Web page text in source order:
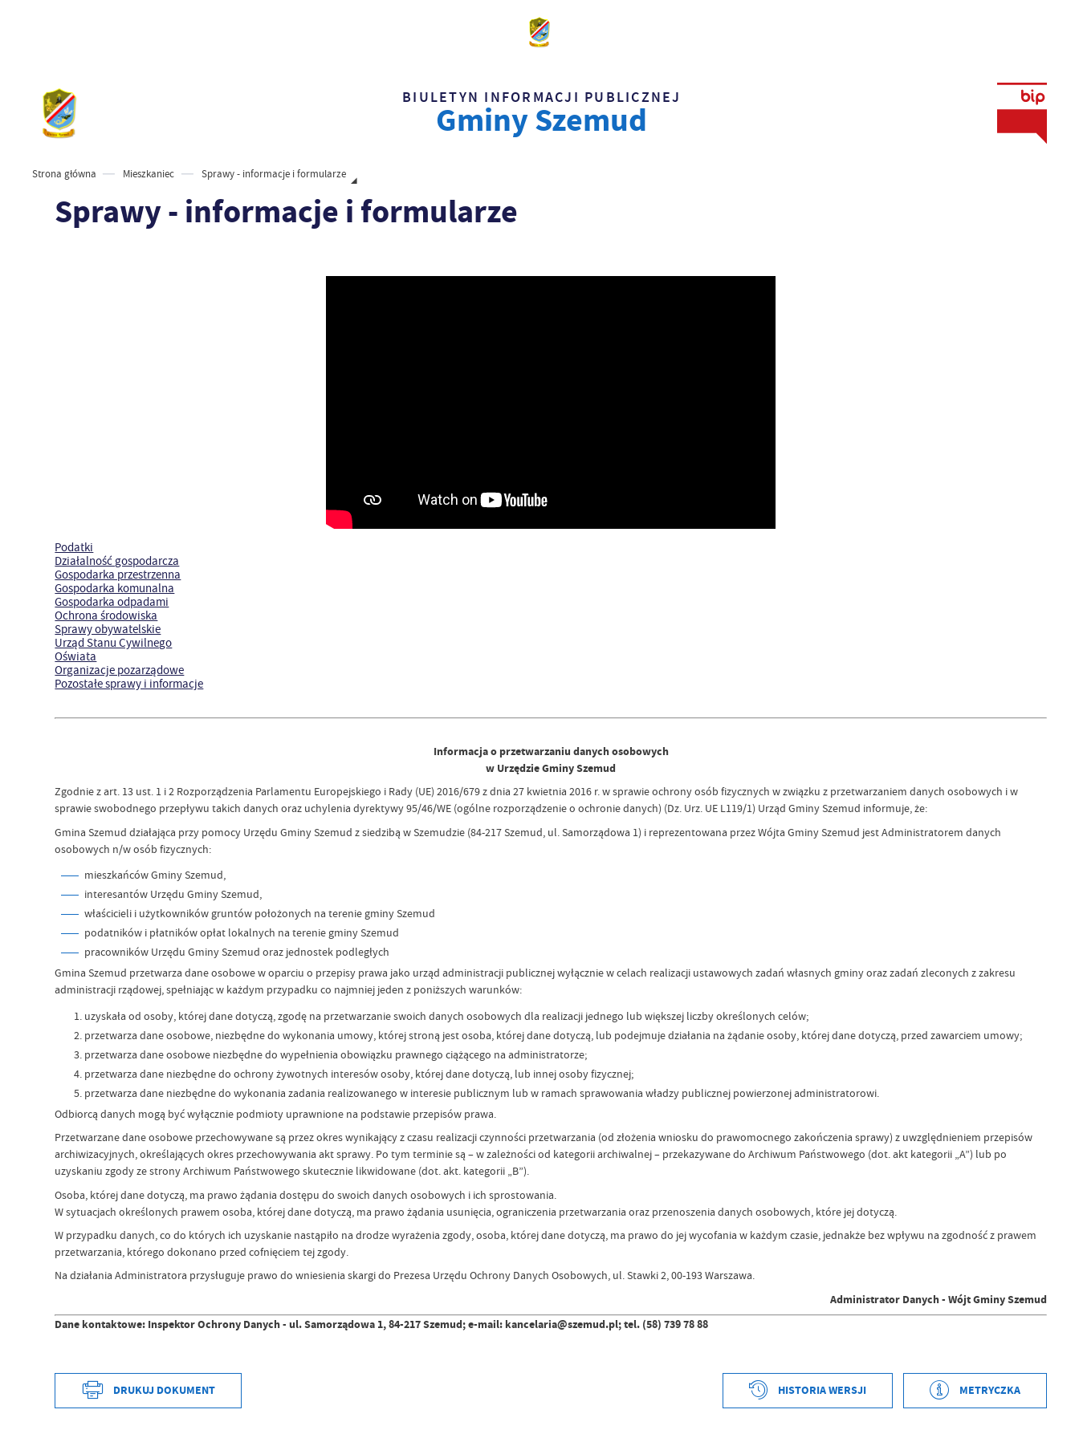
BIULETYN INFORMACJI PUBLICZNEJ
Gminy Szemud
Strona główna Mieszkaniec Sprawy - informacje i formularze
Sprawy - informacje i formularze
Podatki
Działalność gospodarcza
Gospodarka przestrzenna
Gospodarka komunalna
Gospodarka odpadami
Ochrona środowiska
Sprawy obywatelskie
Urząd Stanu Cywilnego
Oświata
Organizacje pozarządowe
Pozostałe sprawy i informacje
Informacja o przetwarzaniu danych osobowych
w Urzędzie Gminy Szemud
Zgodnie z art. 13 ust. 1 i 2 Rozporządzenia Parlamentu Europejskiego i Rady (UE) 2016/679 z dnia 27 kwietnia 2016 r. w sprawie ochrony osób fizycznych w związku z przetwarzaniem danych osobowych i w
sprawie swobodnego przepływu takich danych oraz uchylenia dyrektywy 95/46/WE (ogólne rozporządzenie o ochronie danych) (Dz. Urz. UE L119/1) Urząd Gminy Szemud informuje, że:
Gmina Szemud działająca przy pomocy Urzędu Gminy Szemud z siedzibą w Szemudzie (84-217 Szemud, ul. Samorządowa 1) i reprezentowana przez Wójta Gminy Szemud jest Administratorem danych
osobowych n/w osób fizycznych:
mieszkańców Gminy Szemud,
interesantów Urzędu Gminy Szemud,
właścicieli i użytkowników gruntów położonych na terenie gminy Szemud
podatników i płatników opłat lokalnych na terenie gminy Szemud
pracowników Urzędu Gminy Szemud oraz jednostek podległych
Gmina Szemud przetwarza dane osobowe w oparciu o przepisy prawa jako urząd administracji publicznej wyłącznie w celach realizacji ustawowych zadań własnych gminy oraz zadań zleconych z zakresu
administracji rządowej, spełniając w każdym przypadku co najmniej jeden z poniższych warunków:
uzyskała od osoby, której dane dotyczą, zgodę na przetwarzanie swoich danych osobowych dla realizacji jednego lub większej liczby określonych celów;
przetwarza dane osobowe, niezbędne do wykonania umowy, której stroną jest osoba, której dane dotyczą, lub podejmuje działania na żądanie osoby, której dane dotyczą, przed zawarciem umowy;
przetwarza dane osobowe niezbędne do wypełnienia obowiązku prawnego ciążącego na administratorze;
przetwarza dane niezbędne do ochrony żywotnych interesów osoby, której dane dotyczą, lub innej osoby fizycznej;
przetwarza dane niezbędne do wykonania zadania realizowanego w interesie publicznym lub w ramach sprawowania władzy publicznej powierzonej administratorowi.
Odbiorcą danych mogą być wyłącznie podmioty uprawnione na podstawie przepisów prawa.
Przetwarzane dane osobowe przechowywane są przez okres wynikający z czasu realizacji czynności przetwarzania (od złożenia wniosku do prawomocnego zakończenia sprawy) z uwzględnieniem przepisów
archiwizacyjnych, określających okres przechowywania akt sprawy. Po tym terminie są – w zależności od kategorii archiwalnej – przekazywane do Archiwum Państwowego (dot. akt kategorii „A”) lub po
uzyskaniu zgody ze strony Archiwum Państwowego skutecznie likwidowane (dot. akt. kategorii „B”).
Osoba, której dane dotyczą, ma prawo żądania dostępu do swoich danych osobowych i ich sprostowania.
W sytuacjach określonych prawem osoba, której dane dotyczą, ma prawo żądania usunięcia, ograniczenia przetwarzania oraz przenoszenia danych osobowych, które jej dotyczą.
W przypadku danych, co do których ich uzyskanie nastąpiło na drodze wyrażenia zgody, osoba, której dane dotyczą, ma prawo do jej wycofania w każdym czasie, jednakże bez wpływu na zgodność z prawem
przetwarzania, którego dokonano przed cofnięciem tej zgody.
Na działania Administratora przysługuje prawo do wniesienia skargi do Prezesa Urzędu Ochrony Danych Osobowych, ul. Stawki 2, 00-193 Warszawa.
Administrator Danych - Wójt Gminy Szemud
Dane kontaktowe: Inspektor Ochrony Danych -ul. Samorządowa 1, 84-217 Szemud;e-mail: kancelaria@szemud.pl;tel. (58) 739 78 88
Data wytworzenia 2020-10-28 14:53:50
DRUKUJ DOKUMENT HISTORIA WERSJI METRYCZKA